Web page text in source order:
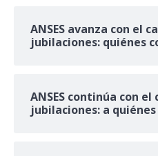
ANSES avanza con el
jubilaciones: quiénes
ANSES continúa con
jubilaciones: a